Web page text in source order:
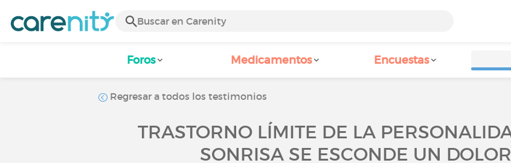
Foros Medicamentos Encuestas
Regresar a todos los testimonios
TRASTORNO LÍMITE DE LA
SONRISA SE ESCONDE UN